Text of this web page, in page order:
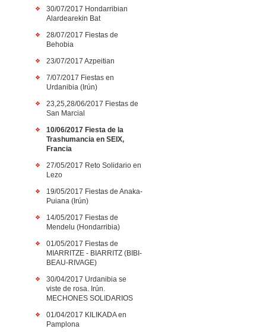
30/07/2017 Hondarribian
Alardearekin Bat
28/07/2017 Fiestas de
Behobia
23/07/2017 Azpeitian
7/07/2017 Fiestas en
Urdanibia (Irún)
23,25,28/06/2017 Fiestas de
San Marcial
10/06/2017 Fiesta de la
Trashumancia en SEIX,
Francia
27/05/2017 Reto Solidario en
Lezo
19/05/2017 Fiestas de Anaka-
Puiana (Irún)
14/05/2017 Fiestas de
Mendelu (Hondarribia)
01/05/2017 Fiestas de
MIARRITZE - BIARRITZ (BIBI-
BEAU-RIVAGE)
30/04/2017 Urdanibia se
viste de rosa. Irún.
MECHONES SOLIDARIOS
01/04/2017 KILIKADA en
Pamplona